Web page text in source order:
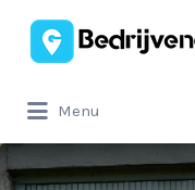
Zoek
naar:
Menu
naar: